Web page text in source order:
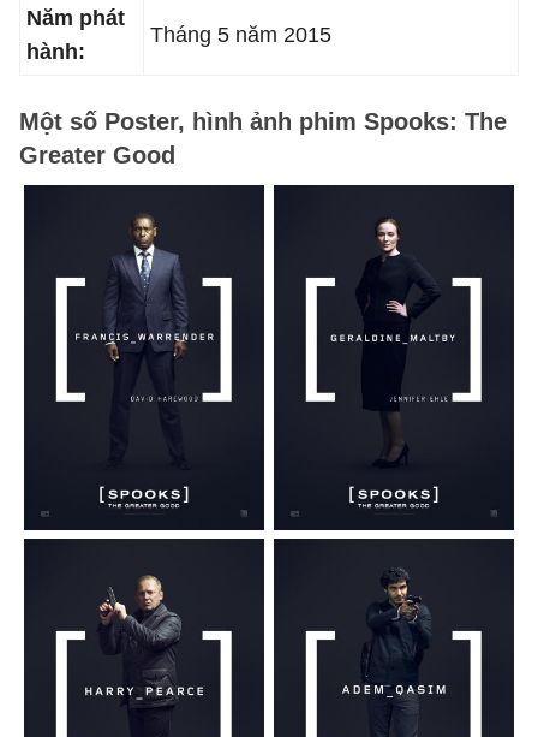
Năm phát
hành:
Tháng 5 năm 2015
Một số Poster, hình ảnh phim Spooks: The
Greater Good